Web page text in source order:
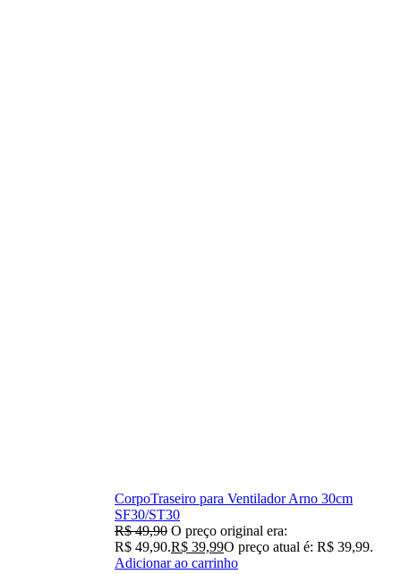
CorpoTraseiro para Ventilador Arno 30cm
SF30/ST30
R$49,90 O preço original era:
R$ 49,90.R$ 39,99O preço atual é: R$ 39,99.
Adicionar ao carrinho